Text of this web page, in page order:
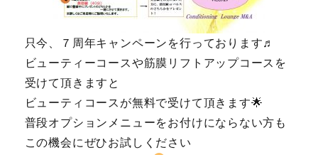
只今、７周年キャンペーンを行っております♬
ビューティーコースや筋膜リフトアップコースを
受けて頂きますと
ビューティコースが無料で受けて頂きます🌟
普段オプションメニューをお付けにならない方も
この機会にぜひお試しください